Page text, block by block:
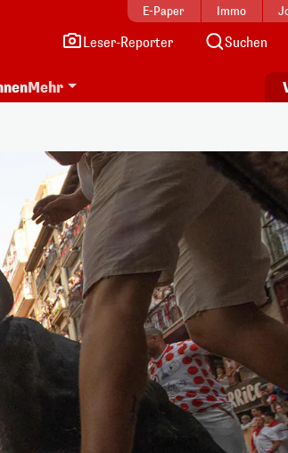
E-Paper Immo
Leser-Reporter Suchen
Mehr